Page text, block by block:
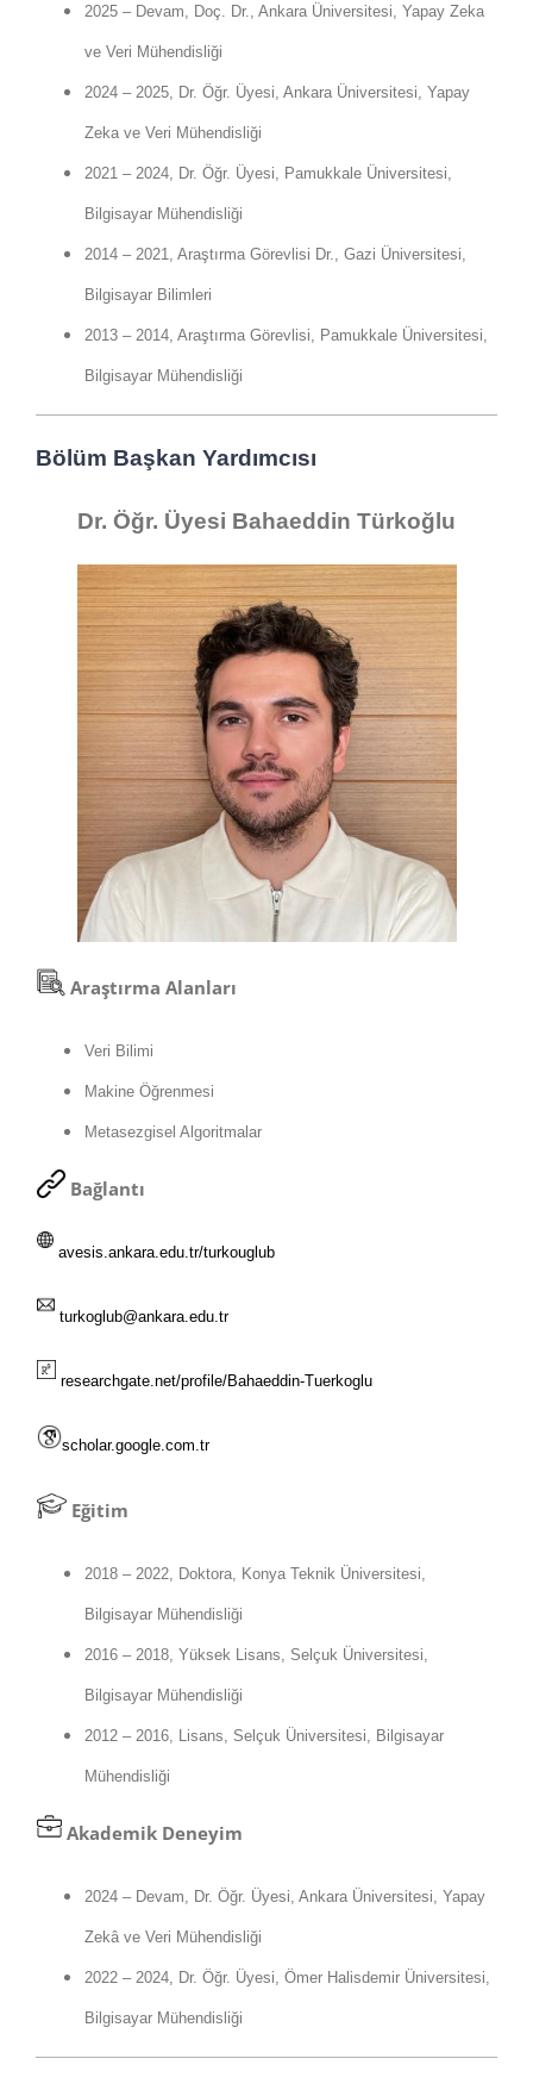
2025 – Devam, Doç. Dr., Ankara Üniversitesi, Yapay Zeka
ve Veri Mühendisliği
2024 – 2025, Dr. Öğr. Üyesi, Ankara Üniversitesi, Yapay
Zeka ve Veri Mühendisliği
2021 – 2024, Dr. Öğr. Üyesi, Pamukkale Üniversitesi,
Bilgisayar Mühendisliği
2014 – 2021, Araştırma Görevlisi Dr., Gazi Üniversitesi,
Bilgisayar Bilimleri
2013 – 2014, Araştırma Görevlisi, Pamukkale Üniversitesi,
Bilgisayar Mühendisliği
Bölüm Başkan Yardımcısı
Dr. Öğr. Üyesi Bahaeddin Türkoğlu
Araştırma Alanları
Veri Bilimi
Makine Öğrenmesi
Metasezgisel Algoritmalar
Bağlantı
avesis.ankara.edu.tr/turkouglub
turkoglub@ankara.edu.tr
researchgate.net/profile/Bahaeddin-Tuerkoglu
scholar.google.com.tr
Eğitim
2018 – 2022, Doktora, Konya Teknik Üniversitesi,
Bilgisayar Mühendisliği
2016 – 2018, Yüksek Lisans, Selçuk Üniversitesi,
Bilgisayar Mühendisliği
2012 – 2016, Lisans, Selçuk Üniversitesi, Bilgisayar
Mühendisliği
Akademik Deneyim
2024 – Devam, Dr. Öğr. Üyesi, Ankara Üniversitesi, Yapay
Zekâ ve Veri Mühendisliği
2022 – 2024, Dr. Öğr. Üyesi, Ömer Halisdemir Üniversitesi,
Bilgisayar Mühendisliği